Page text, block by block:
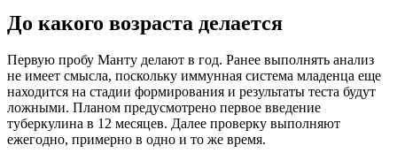
До какого возраста делается
Первую пробу Манту делают в год. Ранее выполнять анализ
не имеет смысла, поскольку иммунная система младенца еще
находится на стадии формирования и результаты теста будут
ложными. Планом предусмотрено первое введение
туберкулина в 12 месяцев. Далее проверку выполняют
ежегодно, примерно в одно и то же время.